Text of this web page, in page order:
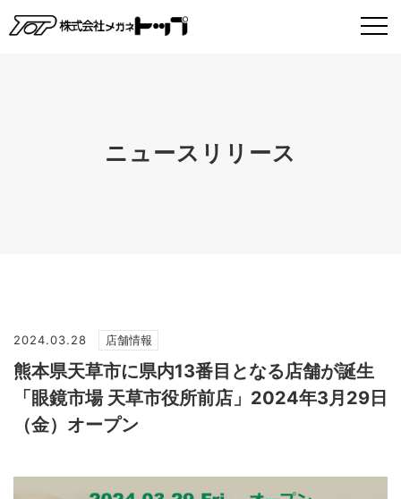
ニュースリリース
2024.03.28 店舗情報
熊本県天草市に県内13番目となる店舗が誕生
「眼鏡市場 天草市役所前店」2024年3月29日
（金）オープン